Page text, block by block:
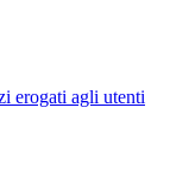
erogati agli utenti